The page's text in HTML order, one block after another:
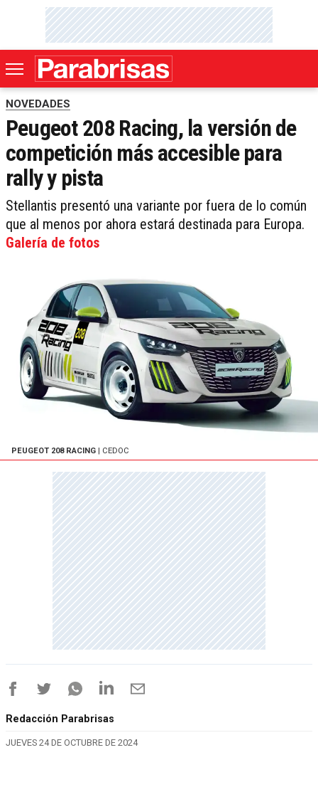
NOVEDADES
Peugeot 208 Racing, la versión de
competición más accesible para
rally y pista
Stellantis presentó una variante por fuera de lo común
que al menos por ahora estará destinada para Europa.
Galería de fotos
PEUGEOT 208 RACING | CEDOC
Redacción Parabrisas
JUEVES 24 DE OCTUBRE DE 2024